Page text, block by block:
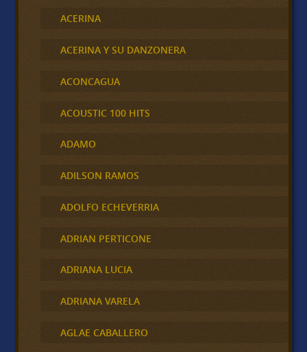
ACERINA
ACERINA Y SU DANZONERA
ACONCAGUA
ACOUSTIC 100 HITS
ADAMO
ADILSON RAMOS
ADOLFO ECHEVERRIA
ADRIAN PERTICONE
ADRIANA LUCIA
ADRIANA VARELA
AGLAE CABALLERO